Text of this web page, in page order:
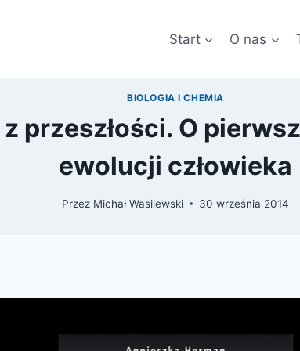
Start O nas
BIOLOGIA I CHEMIA
przeszłości. O
ewolucji człowieka
Przez Michał Wasilewski 30 września 2014